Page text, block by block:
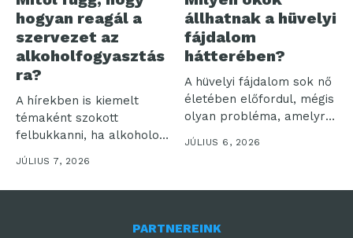
hogyan reagál a
szervezet az
alkoholfogyasztás
ra?
A hírekben is kiemelt
témaként szokott
felbukkanni, ha alkoholos
befolyásoltság
következtében történik...
JÚLIUS 7, 2026
állhatnak a hüvelyi
fájdalom
hátterében?
A hüvelyi fájdalom sok nő
életében előfordul, mégis
olyan probléma, amelyről
sokan...
JÚLIUS 6, 2026
PARTNEREINK